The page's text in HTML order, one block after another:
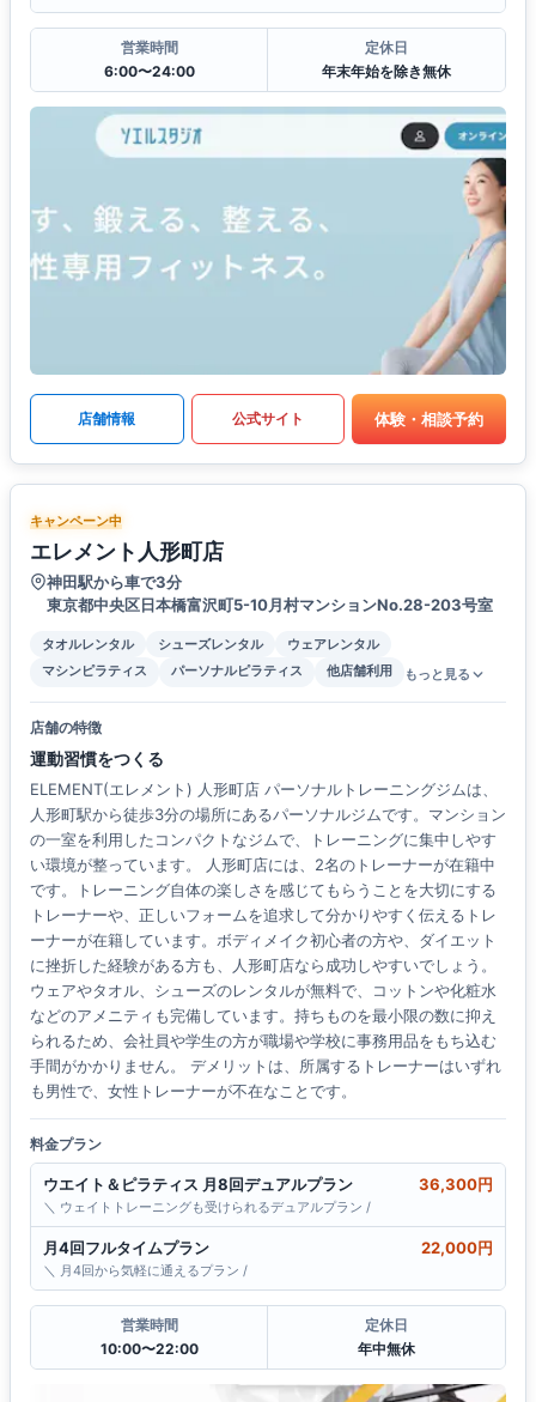
営業時間
6:00〜24:00
定休日
年末年始を除き無休
店舗情報 公式サイト 体験・相談予約
キャンペーン中
エレメント人形町店
神田駅から車で3分
東京都中央区日本橋富沢町5-10月村マンションNo.28-203号室
タオルレンタル シューズレンタル
ウェアレンタル
マシンピラティス
パーソナルピラティス 他店舗利用 もっと見る
店舗の特徴
運動習慣をつくる
ELEMENT(エレメント) 人形町店 パーソナルトレーニングジムは、
人形町駅から徒歩3分の場所にあるパーソナルジムです。マンション
の一室を利用したコンパクトなジムで、トレーニングに集中しやす
い環境が整っています。 人形町店には、2名のトレーナーが在籍中
です。トレーニング自体の楽しさを感じてもらうことを大切にする
トレーナーや、正しいフォームを追求して分かりやすく伝えるトレ
ーナーが在籍しています。ボディメイク初心者の方や、ダイエット
に挫折した経験がある方も、人形町店なら成功しやすいでしょう。
ウェアやタオル、シューズのレンタルが無料で、コットンや化粧水
などのアメニティも完備しています。持ちものを最小限の数に抑え
られるため、会社員や学生の方が職場や学校に事務用品をもち込む
手間がかかりません。 デメリットは、所属するトレーナーはいずれ
も男性で、女性トレーナーが不在なことです。
料金プラン
ウエイト＆ピラティス 月8回デュアルプラン 36,300円
＼ ウェイトトレーニングも受けられるデュアルプラン /
月4回フルタイムプラン 22,000円
＼ 月4回から気軽に通えるプラン /
営業時間
10:00〜22:00
定休日
年中無休